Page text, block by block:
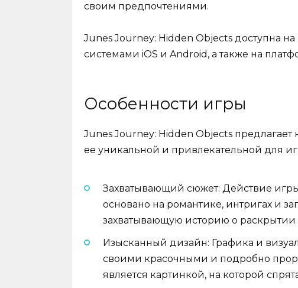
своим предпочтениями.
Junes Journey: Hidden Objects доступна
системами iOS и Android, а также на
Особенности игры
Junes Journey: Hidden Objects
ее уникальной и привлекательной для
Захватывающий сюжет: Действие игры
основано на романтике, интригах и
захватывающую историю о
Изысканный дизайн: Графика и
своими красочными и подробно
является картинкой, на которой